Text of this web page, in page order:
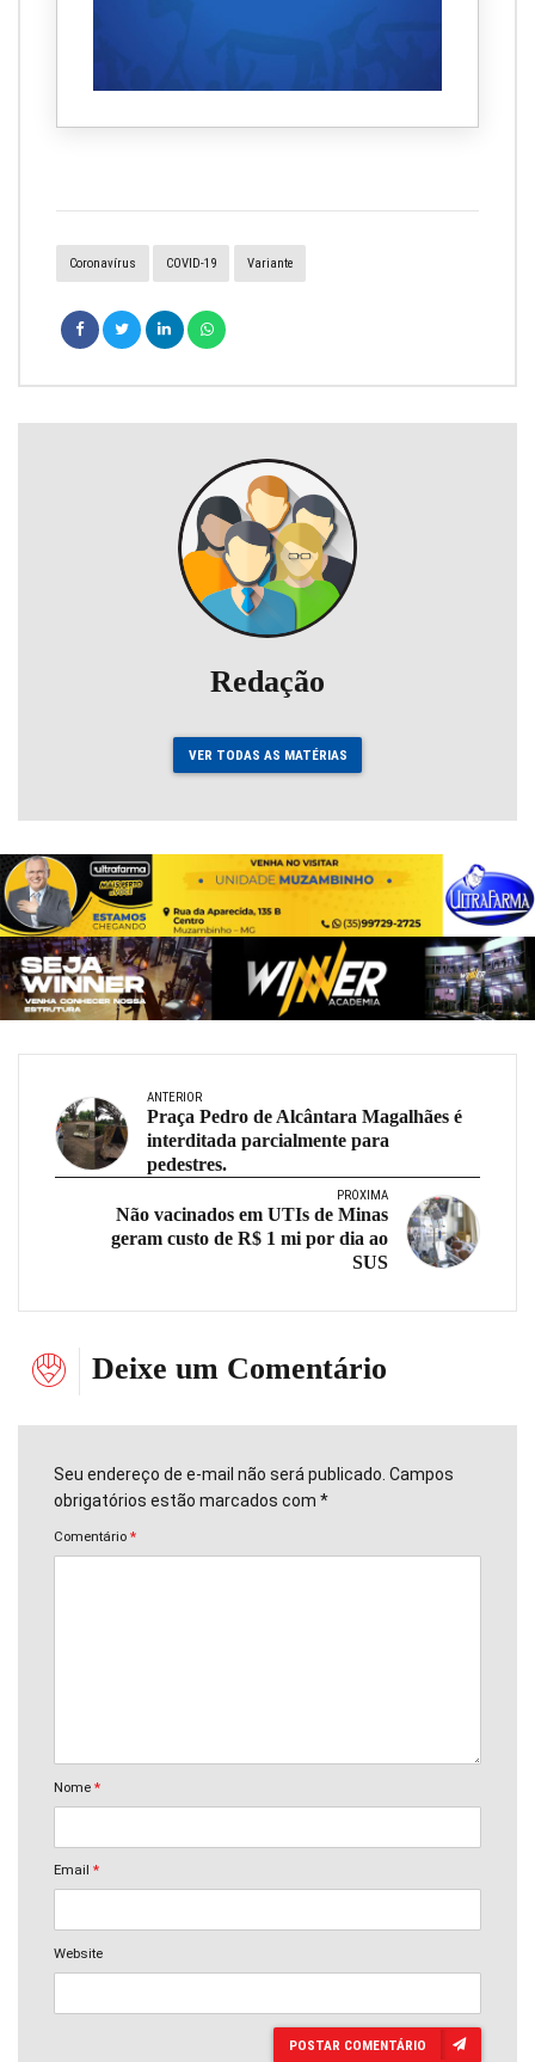
Coronavírus COVID-19 Variante
Redação
VER TODAS AS MATÉRIAS
ANTERIOR
Praça Pedro de Alcântara Magalhães é
interditada parcialmente para
pedestres.
PRÓXIMA
Não vacinados em UTIs de Minas
geram custo de R$ 1 mi por dia ao
SUS
Deixe um Comentário
Seu endereço de e-mail não será publicado. Campos
obrigatórios estão marcados com *
Comentário *
Nome *
Email *
Website
POSTAR COMENTÁRIO